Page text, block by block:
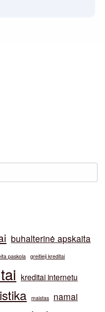
buhalterinė apskaita
paskola greitieji kreditai
kreditai internetu
maistas
namai